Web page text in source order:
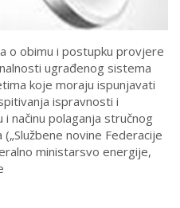
o obimu i postupku provjere
ugrađenog sistema
koje moraju ispunjavati
ispravnosti i
načinu polaganja stručnog
novine Federacije
ministarsvo energije,